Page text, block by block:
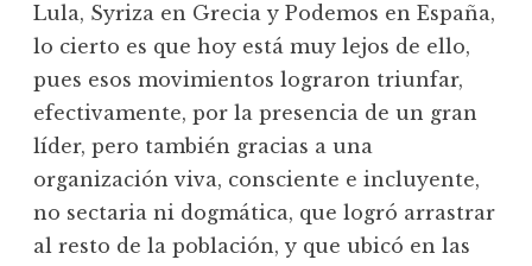
Lula, Syriza en Grecia y Podemos en España,
lo cierto es que hoy está muy lejos de ello,
pues esos movimientos lograron triunfar,
efectivamente, por la presencia de un gran
líder, pero también gracias a una
organización viva, consciente e incluyente,
no sectaria ni dogmática, que logró arrastrar
al resto de la población, y que ubicó en las